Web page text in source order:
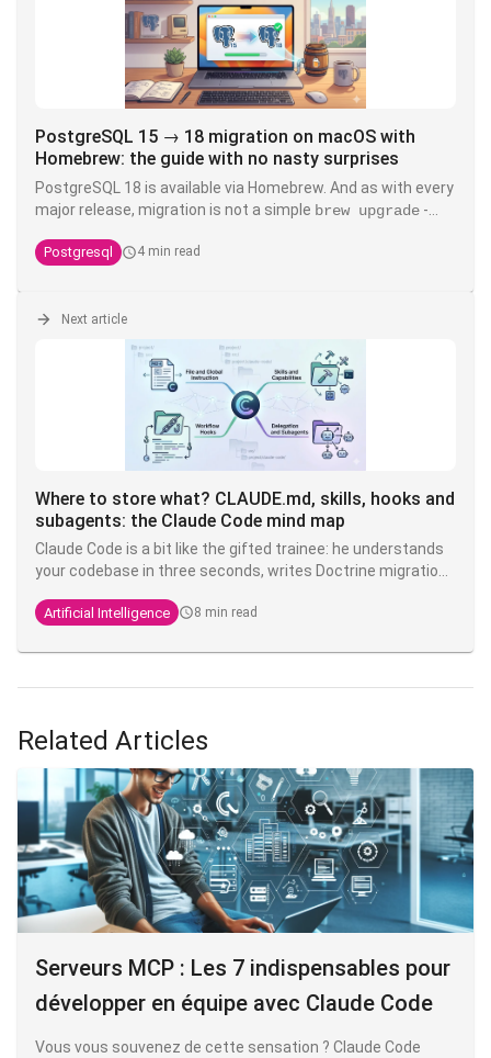
PostgreSQL 15 → 18 migration on macOS with
Homebrew: the guide with no nasty surprises
PostgreSQL 18 is available via Homebrew. And as with every
major release, migration is not a simple brew upgrade -
between major versions. Here's the full, tested procedure,
Postgresql 4 min read
Next article
Where to store what? CLAUDE.md, skills, hooks and
subagents: the Claude Code mind map
Claude Code is a bit like the gifted trainee: he understands
your codebase in three seconds, writes Doctrine migrations
ten times that here we writeTEXT
each instruction in the right place.
Artificial Intelligence 8 min read
Related Articles
Serveurs MCP : Les 7 indispensables pour
développer en équipe avec Claude Code
Vous vous souvenez de cette sensation ? Claude Code